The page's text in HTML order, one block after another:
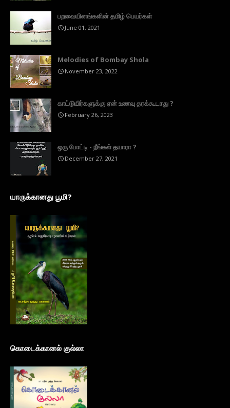
பறவையினங்களின் தமிழ் பெயர்கள்
June 01, 2021
Melodies of Bombay Shola
November 23, 2022
காட்டுயிர்களுக்கு ஏன் உணவு தரக்கூடாது ?
February 26, 2023
ஒரு போட்டி - நீங்கள் தயாரா ?
December 27, 2021
யாருக்கானது பூமி?
கொடைக்கானல் குல்லா